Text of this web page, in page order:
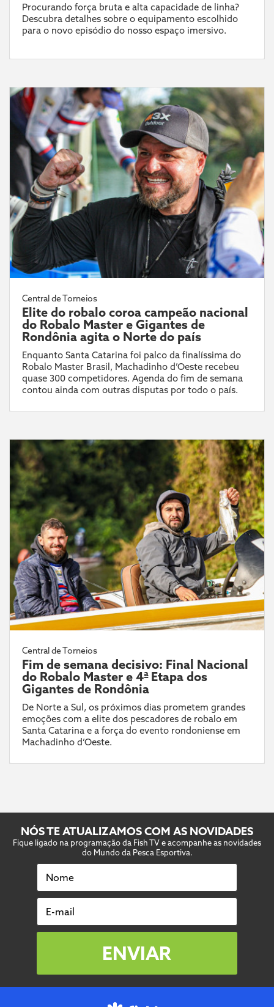
Procurando força bruta e alta capacidade de linha?
Descubra detalhes sobre o equipamento escolhido
para o novo episódio do nosso espaço imersivo.
Central de Torneios
Elite do robalo coroa campeão nacional
do Robalo Master e Gigantes de
Rondônia agita o Norte do país
Enquanto Santa Catarina foi palco da finalíssima do
Robalo Master Brasil, Machadinho d’Oeste recebeu
quase 300 competidores. Agenda do fim de semana
contou ainda com outras disputas por todo o país.
Central de Torneios
Fim de semana decisivo: Final Nacional
do Robalo Master e 4ª Etapa dos
Gigantes de Rondônia
De Norte a Sul, os próximos dias prometem grandes
emoções com a elite dos pescadores de robalo em
Santa Catarina e a força do evento rondoniense em
Machadinho d’Oeste.
NÓS TE ATUALIZAMOS COM AS NOVIDADES
Fique ligado na programação da Fish TV e acompanhe as novidades
do Mundo da Pesca Esportiva.
Nome
E-mail
ENVIAR